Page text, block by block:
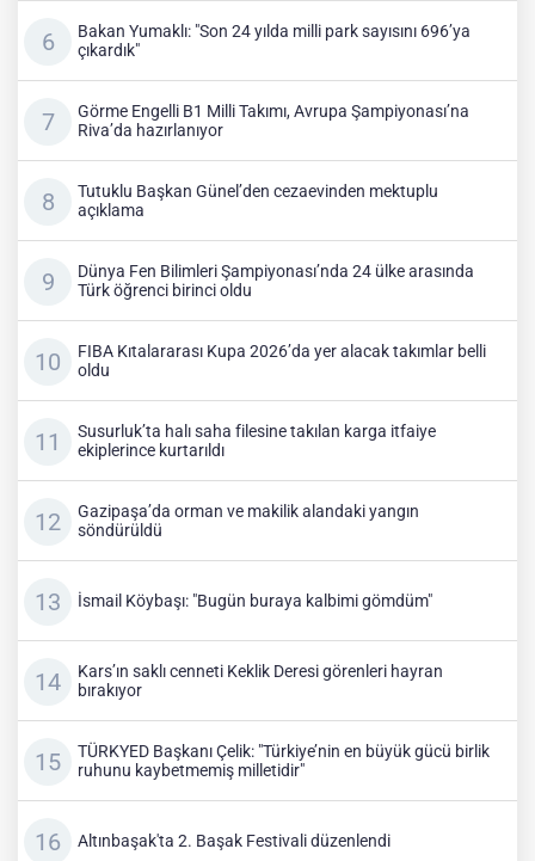
Bakan Yumaklı: "Son 24 yılda milli park sayısını 696’ya
çıkardık"
Görme Engelli B1 Milli Takımı, Avrupa Şampiyonası’na
Riva’da hazırlanıyor
Tutuklu Başkan Günel’den cezaevinden mektuplu
açıklama
Dünya Fen Bilimleri Şampiyonası’nda 24 ülke arasında
Türk öğrenci birinci oldu
FIBA Kıtalararası Kupa 2026’da yer alacak takımlar belli
oldu
Susurluk’ta halı saha filesine takılan karga itfaiye
ekiplerince kurtarıldı
Gazipaşa’da orman ve makilik alandaki yangın
söndürüldü
İsmail Köybaşı: "Bugün buraya kalbimi gömdüm"
Kars’ın saklı cenneti Keklik Deresi görenleri hayran
bırakıyor
TÜRKYED Başkanı Çelik: "Türkiye’nin en büyük gücü birlik
ruhunu kaybetmemiş milletidir"
Altınbaşak'ta 2. Başak Festivali düzenlendi